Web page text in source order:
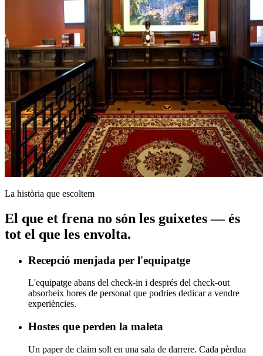
La història que escoltem
El que et frena no són les guixetes — és
tot el que les envolta.
Recepció menjada per l'equipatge
L'equipatge abans del check-in i després del check-out
absorbeix hores de personal que podries dedicar a vendre
experiències.
Hostes que perden la maleta
Un paper de claim solt en una sala de darrere. Cada pèrdua